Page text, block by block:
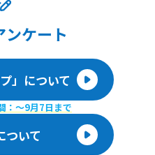
ンケート
」について
：〜9月7日まで
ついて